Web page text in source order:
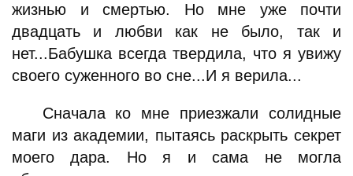
жизнью и смертью. Но мне уже почти
двадцать и любви как не было, так и
нет...Бабушка всегда твердила, что я увижу
своего суженного во сне...И я верила...
Сначала ко мне приезжали солидные
маги из академии, пытаясь раскрыть секрет
моего дара. Но я и сама не могла